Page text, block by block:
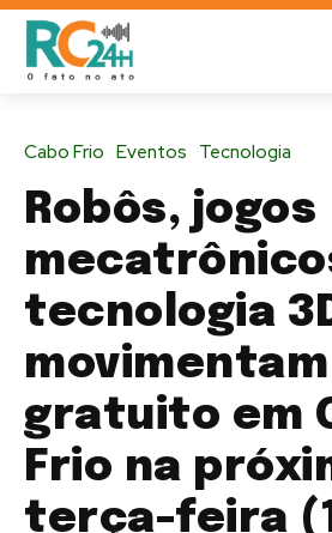
Cabo Frio Eventos Tecnologia
Robôs, jogos
tecnologia
gratuito em
Frio na
terça-feira